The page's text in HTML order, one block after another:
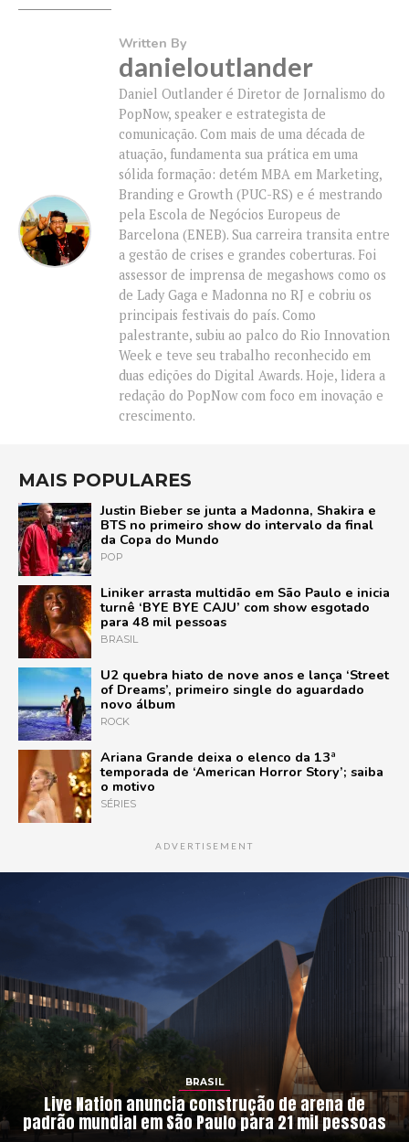
Written By
danieloutlander
Daniel Outlander é Diretor de Jornalismo do
PopNow, speaker e estrategista de
comunicação. Com mais de uma década de
atuação, fundamenta sua prática em uma
sólida formação: detém MBA em Marketing,
Branding e Growth (PUC-RS) e é mestrando
pela Escola de Negócios Europeus de
Barcelona (ENEB). Sua carreira transita entre
a gestão de crises e grandes coberturas. Foi
assessor de imprensa de megashows como os
de Lady Gaga e Madonna no RJ e cobriu os
principais festivais do país. Como
palestrante, subiu ao palco do Rio Innovation
Week e teve seu trabalho reconhecido em
duas edições do Digital Awards. Hoje, lidera a
redação do PopNow com foco em inovação e
crescimento.
MAIS POPULARES
Justin Bieber se junta a Madonna, Shakira e
BTS no primeiro show do intervalo da final
da Copa do Mundo
POP
Liniker arrasta multidão em São Paulo e inicia
turnê ‘BYE BYE CAJU’ com show esgotado
para 48 mil pessoas
BRASIL
U2 quebra hiato de nove anos e lança ‘Street
of Dreams’, primeiro single do aguardado
novo álbum
ROCK
Ariana Grande deixa o elenco da 13ª
temporada de ‘American Horror Story’; saiba
o motivo
SÉRIES
ADVERTISEMENT
BRASIL
Live Nation anuncia construção de arena de
padrão mundial em São Paulo para 21 mil pessoas